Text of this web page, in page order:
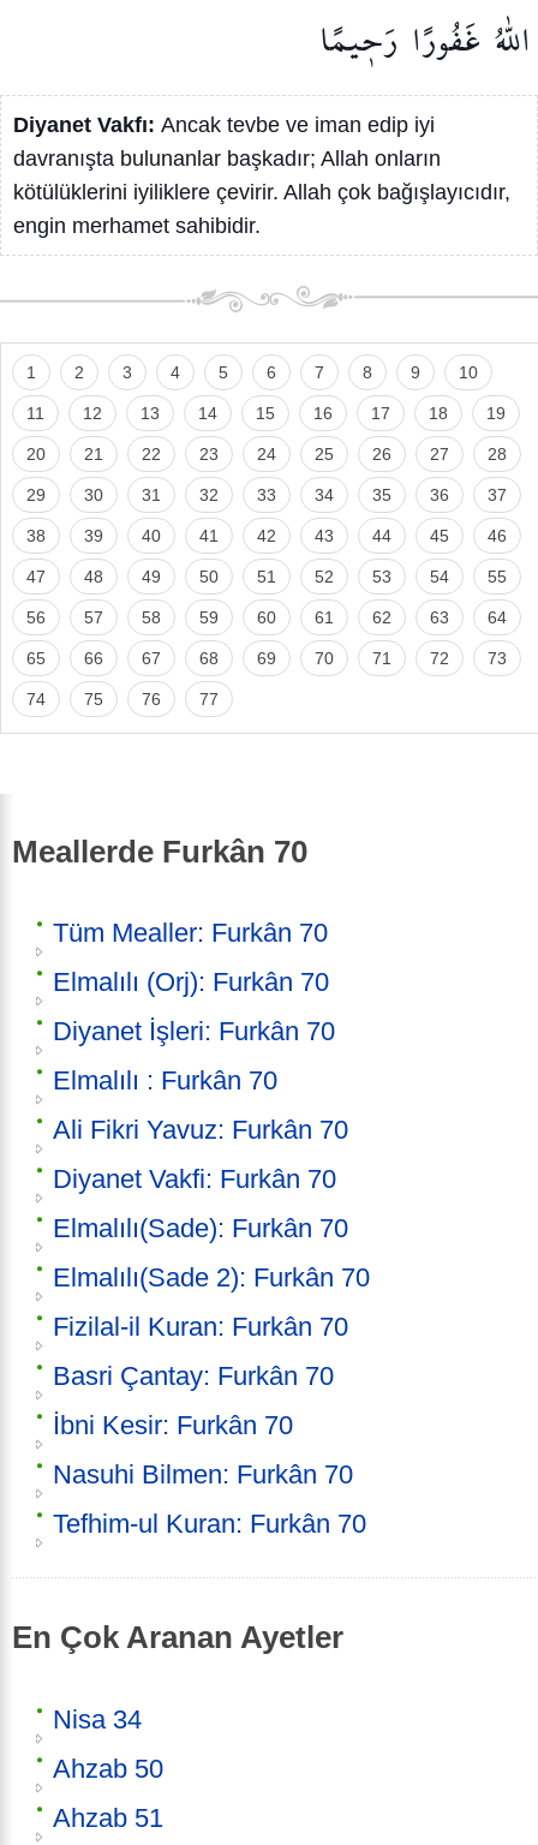
اللّٰهُ غَفُورًا رَح۪يمًا
Diyanet Vakfı: Ancak tevbe ve iman edip iyi
davranışta bulunanlar başkadır; Allah onların
kötülüklerini iyiliklere çevirir. Allah çok bağışlayıcıdır,
engin merhamet sahibidir.
1 2 3 4 5 6 7 8 9 10
11 12 13 14 15 16 17 18 19
20 21 22 23 24 25 26 27 28
29 30 31 32 33 34 35 36 37
38 39 40 41 42 43 44 45 46
47 48 49 50 51 52 53 54 55
56 57 58 59 60 61 62 63 64
65 66 67 68 69 70 71 72 73
74 75 76 77
Meallerde Furkân 70
Tüm Mealler: Furkân 70
Elmalılı (Orj): Furkân 70
Diyanet İşleri: Furkân 70
Elmalılı : Furkân 70
Ali Fikri Yavuz: Furkân 70
Diyanet Vakfi: Furkân 70
Elmalılı(Sade): Furkân 70
Elmalılı(Sade 2): Furkân 70
Fizilal-il Kuran: Furkân 70
Basri Çantay: Furkân 70
İbni Kesir: Furkân 70
Nasuhi Bilmen: Furkân 70
Tefhim-ul Kuran: Furkân 70
En Çok Aranan Ayetler
Nisa 34
Ahzab 50
Ahzab 51